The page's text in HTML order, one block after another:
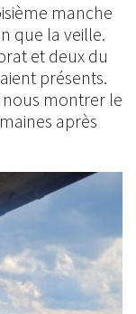
manche
que la veille.
et deux du
présents.
nous montrer le
après